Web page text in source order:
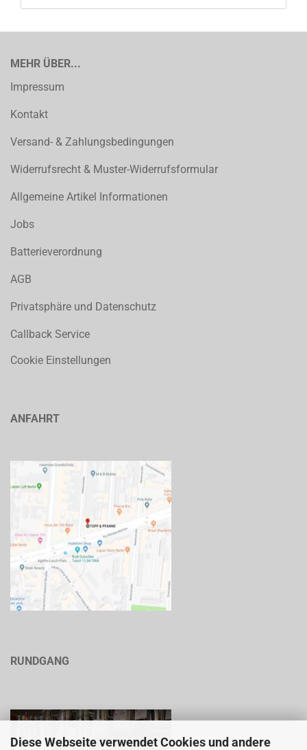
Diese Webseite verwendet Cookies und andere
MEHR ÜBER...
Impressum
Kontakt
Versand- & Zahlungsbedingungen
Widerrufsrecht & Muster-Widerrufsformular
Allgemeine Artikel Informationen
Jobs
Batterieverordnung
AGB
Privatsphäre und Datenschutz
Callback Service
Cookie Einstellungen
ANFAHRT
RUNDGANG